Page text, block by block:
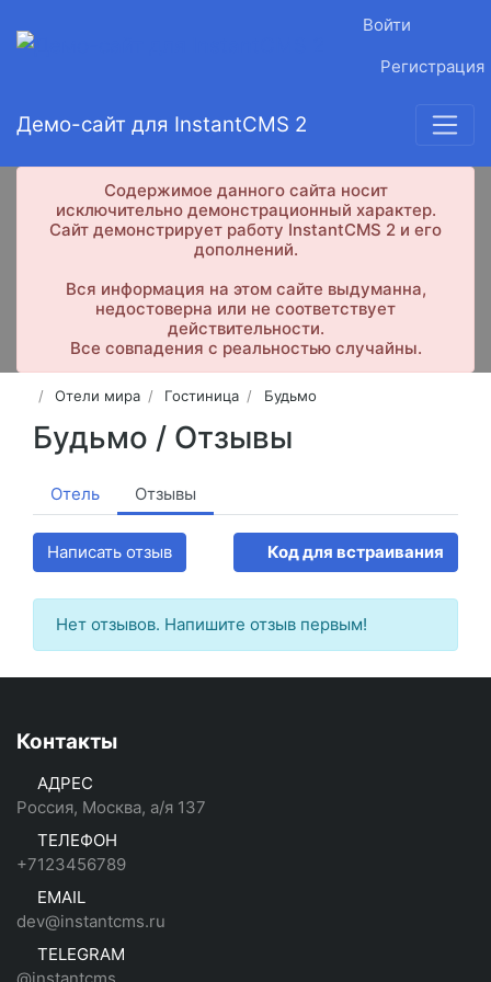
Войти
Регистрация
Демо-сайт для InstantCMS 2
Содержимое данного сайта носит
исключительно демонстрационный характер.
Сайт демонстрирует работу InstantCMS 2 и его
дополнений.
Вся информация на этом сайте выдуманна,
недостоверна или не соответствует
действительности.
Все совпадения с реальностью случайны.
Отели мира Гостиница Будьмо
Будьмо / Отзывы
Отель Отзывы
Написать отзыв Код для встраивания
Нет отзывов. Напишите отзыв первым!
Контакты
АДРЕС
Россия, Москва, а/я 137
ТЕЛЕФОН
+7123456789
EMAIL
dev@instantcms.ru
TELEGRAM